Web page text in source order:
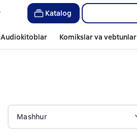
Katalog
Audiokitoblar Komikslar va vebtunlar
Mashhur